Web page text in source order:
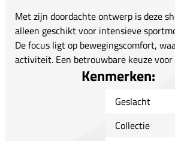
Met zijn doordachte ontwerp is deze
alleen geschikt voor intensieve
De focus ligt op bewegingscomfort,
activiteit. Een betrouwbare keuze
Kenmerken:
Geslacht
Collectie